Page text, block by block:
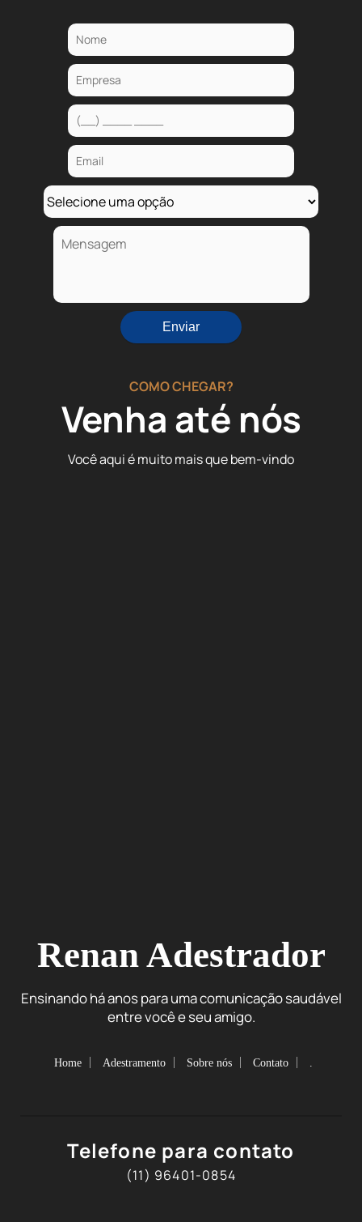
COMO CHEGAR?
Venha até nós
Você aqui é muito mais que bem-vindo
Renan Adestrador
Ensinando há anos para uma comunicação saudável
entre você e seu amigo.
Home Adestramento Sobre nós Contato
Telefone para contato
(11) 96401-0854